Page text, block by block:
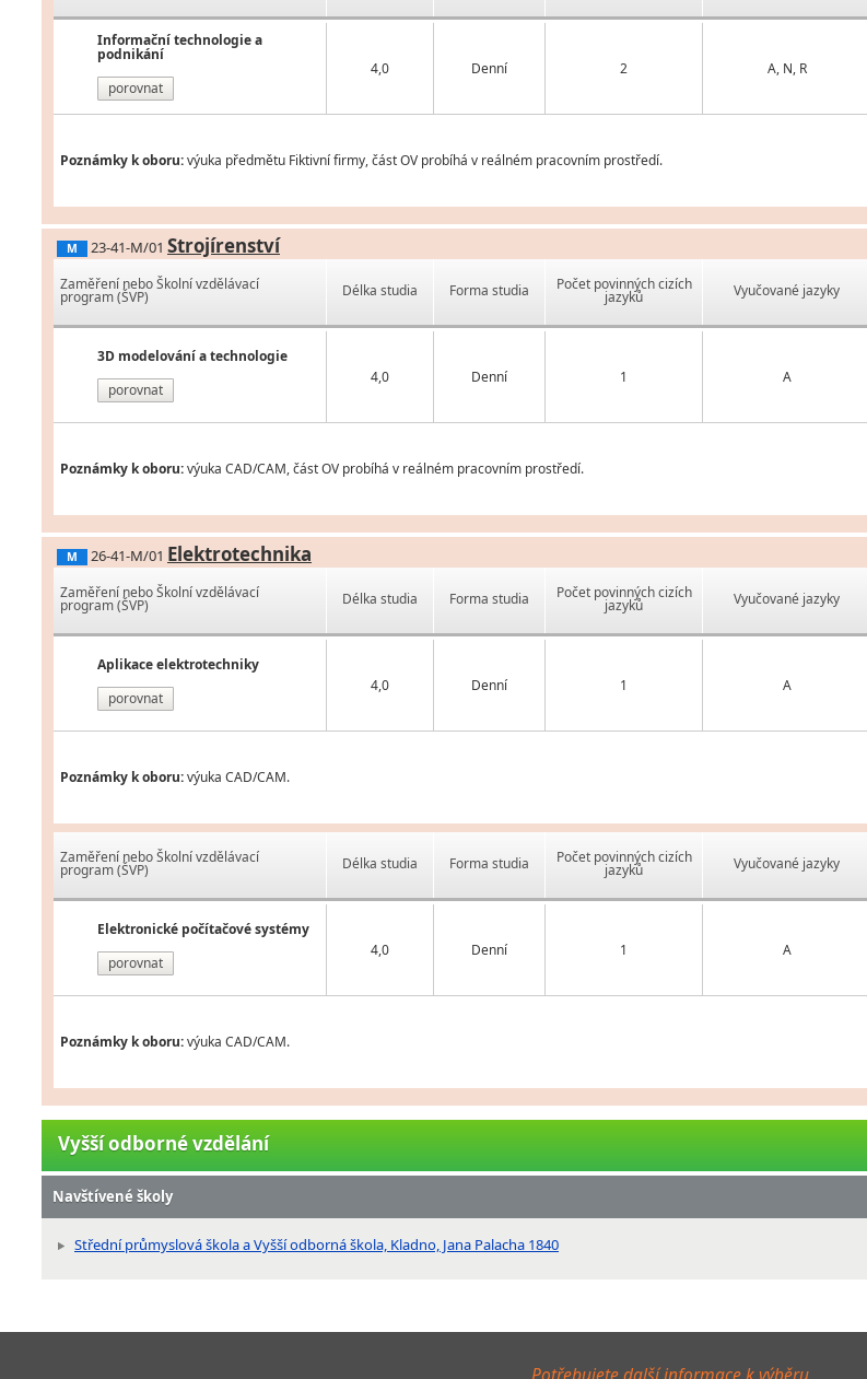
Informační technologie a
podnikání
porovnat
4,0 Denní 2 A, N, R
Poznámky k oboru:výuka předmětu Fiktivní firmy, část OV probíhá v reálném pracovním prostředí.
M 23-41-M/01 Strojírenství
Zaměření nebo Školní vzdělávací
program (ŠVP)
3D modelování a technologie
porovnat
Délka studia Forma studia Počet povinných cizích
jazyků Vyučované jazyky
4,0 Denní 1 A
Poznámky k oboru:výuka CAD/CAM, část OV probíhá v reálném pracovním prostředí.
M 26-41-M/01 Elektrotechnika
Zaměření nebo Školní vzdělávací
program (ŠVP)
Aplikace elektrotechniky
porovnat
Délka studia Forma studia Počet povinných cizích
jazyků Vyučované jazyky
4,0 Denní 1 A
Poznámky k oboru:výuka CAD/CAM.
Zaměření nebo Školní vzdělávací
program (ŠVP)
Elektronické počítačové systémy
porovnat
Délka studia Forma studia Počet povinných cizích
jazyků Vyučované jazyky
4,0 Denní 1 A
Poznámky k oboru:výuka CAD/CAM.
Vyšší odborné vzdělání
Navštívené školy
Střední průmyslová škola a Vyšší odborná škola, Kladno, Jana Palacha 1840